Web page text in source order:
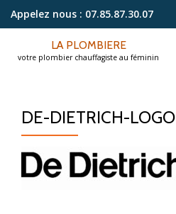
contenu
Appelez nous : 07.85.87.30.07
LA PLOMBIERE
votre plombier chauffagiste au féminin
DE-DIETRICH-LOGO